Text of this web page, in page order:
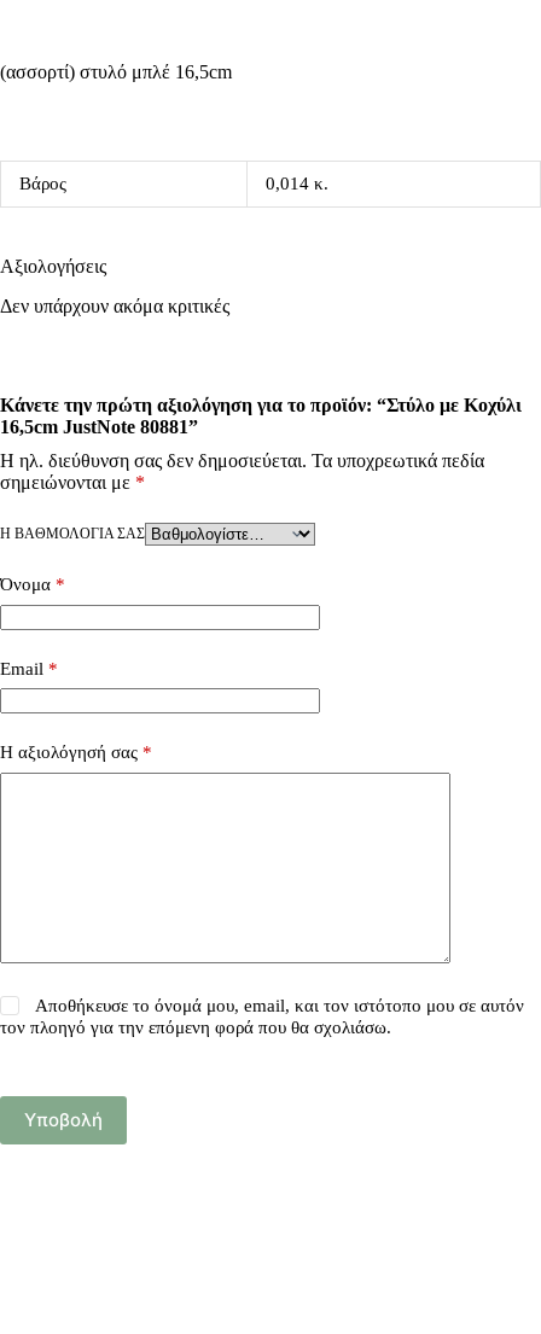
(ασσορτί) στυλό μπλέ 16,5cm
Βάρος 0,014 κ.
Αξιολογήσεις
Δεν υπάρχουν ακόμα κριτικές
Κάνετε την πρώτη αξιολόγηση για το προϊόν: “Στύλο με Κοχύλι
16,5cm JustNote 80881”
Η ηλ. διεύθυνση σας δεν δημοσιεύεται. Τα υποχρεωτικά πεδία
σημειώνονται με *
Η ΒΑΘΜΟΛΟΓΊΑ ΣΑΣ
Όνομα *
Email *
Η αξιολόγησή σας *
Αποθήκευσε το όνομά μου, email, και τον ιστότοπο μου σε αυτόν
τον πλοηγό για την επόμενη φορά που θα σχολιάσω.
Υποβολή